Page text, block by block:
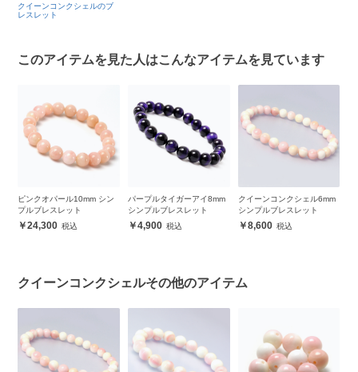
クイーンコンクシェルのブ
レスレット
このアイテムを見た人はこんなアイテムを見ています
ピンクオパール10mm シン
プルブレスレット
24,300
パープルタイガーアイ8mm
シンプルブレスレット
4,900
クイーンコンクシェル6mm
シンプルブレスレット
8,600
クイーンコンクシェルその他のアイテム